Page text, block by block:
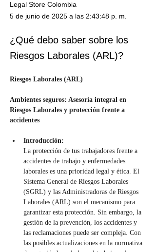
Legal Store Colombia
5 de junio de 2025 a las 2:43:48 p. m.
¿Qué debo saber sobre los
Riesgos Laborales (ARL)?
Riesgos Laborales (ARL)
Ambientes seguros: Asesoría integral en
Riesgos Laborales y protección frente a
accidentes
Introducción:
La protección de tus trabajadores frente a
accidentes de trabajo y enfermedades
laborales es una prioridad legal y ética. El
Sistema General de Riesgos Laborales
(SGRL) y las Administradoras de Riesgos
Laborales (ARL) son el mecanismo para
garantizar esta protección. Sin embargo, la
gestión de la prevención, los accidentes y
las reclamaciones puede ser compleja. Con
las posibles actualizaciones en la normativa